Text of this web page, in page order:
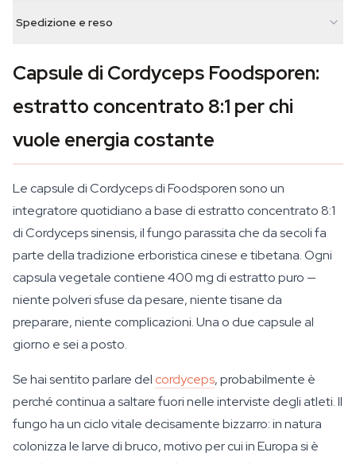
Spedizione e reso
Capsule di Cordyceps Foodsporen:
estratto concentrato 8:1 per chi
vuole energia costante
Le capsule di Cordyceps di Foodsporen sono un
integratore quotidiano a base di estratto concentrato 8:1
diCordyceps sinensis, il fungo parassita che da secoli fa
parte della tradizione erboristica cinese e tibetana. Ogni
capsula vegetale contiene 400 mg di estratto puro —
niente polveri sfuse da pesare, niente tisane da
preparare, niente complicazioni. Una o due capsule al
giorno e sei a posto.
Se hai sentito parlare del cordyceps, probabilmente è
perché continua a saltare fuori nelle interviste degli atleti. Il
fungo ha un ciclo vitale decisamente bizzarro: in natura
colonizza le larve di bruco, motivo per cui in Europa si è